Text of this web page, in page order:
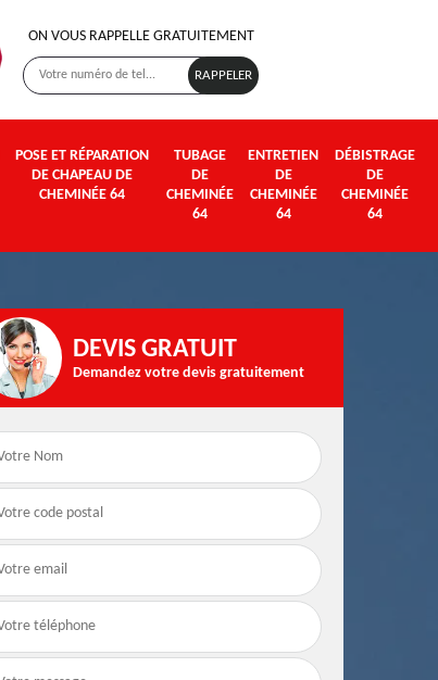
ON VOUS RAPPELLE GRATUITEMENT
POSE ET RÉPARATION
DE CHAPEAU DE
CHEMINÉE 64
TUBAGE
DE
CHEMINÉE
64
ENTRETIEN
DE
CHEMINÉE
64
DÉBISTRAGE
DE
CHEMINÉE
64
Poseur et pose de
poêle à bois et
DEVIS GRATUIT
Demandez votre devis gratuitement